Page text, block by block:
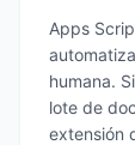
Apps
humana.
lote de
extensión